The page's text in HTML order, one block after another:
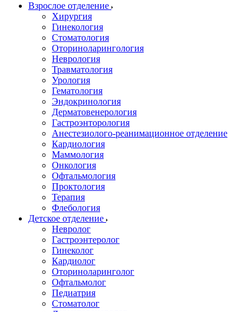
Взрослое отделение
Хирургия
Гинекология
Стоматология
Оториноларингология
Неврология
Травматология
Урология
Гематология
Эндокринология
Дерматовенерология
Гастроэнторология
Анестезиолого-реанимационное отделение
Кардиология
Маммология
Онкология
Офтальмология
Проктология
Терапия
Флебология
Детское отделение
Невролог
Гастроэнтеролог
Гинеколог
Кардиолог
Оториноларинголог
Офтальмолог
Педиатрия
Стоматолог